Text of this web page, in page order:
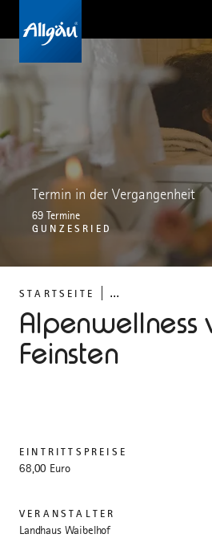
STARTSEITE ...
Alpenwellness
Feinsten
Termin in der Vergangenheit
69 Termine
GUNZESRIED
EINTRITTSPREISE
68,00 Euro
VERANSTALTER
Landhaus Waibelhof